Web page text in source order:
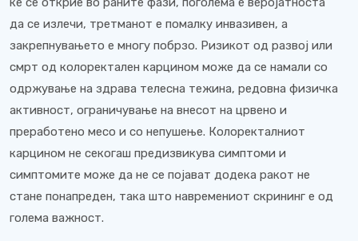
да се излечи, третманот е помалку инвазивен, а
закрепнувањето е многу побрзо. Ризикот од развој или
смрт од колоректален карцином може да се намали со
одржување на здрава телесна тежина, редовна физичка
активност, ограничување на внесот на црвено и
преработено месо и со непушење. Колоректалниот
карцином не секогаш предизвикува симптоми и
симптомите може да не се појават додека ракот не
стане понапреден, така што навремениот скрининг е од
голема важност.